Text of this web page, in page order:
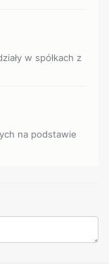
w spółkach z
na podstawie